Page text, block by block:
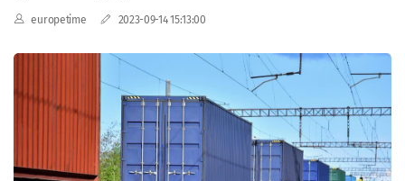
europetime 2023-09-14 15:13:00